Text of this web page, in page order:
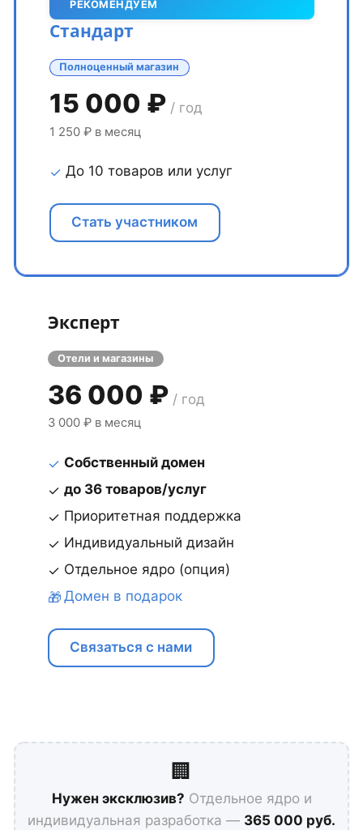
РЕКОМЕНДУЕМ
Стандарт
Полноценный магазин
15 000 ₽ / год
1 250 ₽ в месяц
✓ До 10 товаров или услуг
Стать участником
Эксперт
Отели и магазины
36 000 ₽ / год
3 000 ₽ в месяц
✓ Собственный домен
✓ до 36 товаров/услуг
✓ Приоритетная поддержка
✓ Индивидуальный дизайн
✓ Отдельное ядро (опция)
🎁 Домен в подарок
Связаться с нами
🏢
Нужен эксклюзив? Отдельное ядро и
индивидуальная разработка — 365 000 руб.